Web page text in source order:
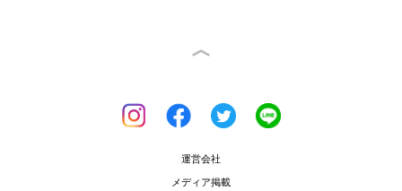
運営会社
メディア掲載